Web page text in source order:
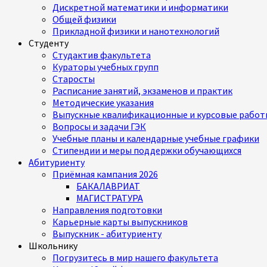
Дискретной математики и информатики
Общей физики
Прикладной физики и нанотехнологий
Студенту
Студактив факультета
Кураторы учебных групп
Старосты
Расписание занятий, экзаменов и практик
Методические указания
Выпускные квалификационные и курсовые
Вопросы и задачи ГЭК
Учебные планы и календарные учебные графики
Стипендии и меры поддержки обучающихся
Абитуриенту
Приёмная кампания 2026
БАКАЛАВРИАТ
МАГИСТРАТУРА
Направления подготовки
Карьерные карты выпускников
Выпускник - абитуриенту
Школьнику
Погрузитесь в мир нашего факультета